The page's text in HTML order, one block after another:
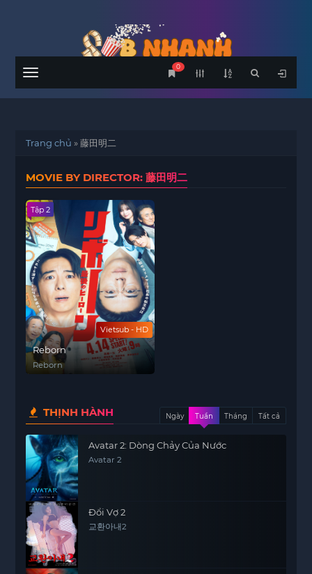
Menu
0
Trang chủ »藤田明二
MOVIE BY DIRECTOR: 藤田明二
Vietsub - HD
Tập 2
Reborn
Reborn
THỊNH HÀNH Ngày Tuần Tháng Tất cả
Avatar 2: Dòng Chảy Của Nước
Avatar 2
Đổi Vợ 2
교환아내2